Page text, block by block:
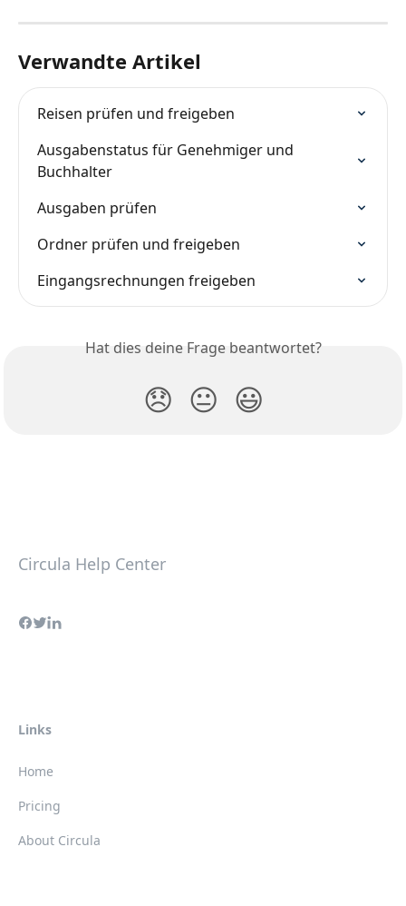
Verwandte Artikel
Reisen prüfen und freigeben
Ausgabenstatus für Genehmiger und
Buchhalter
Ausgaben prüfen
Ordner prüfen und freigeben
Eingangsrechnungen freigeben
Hat dies deine Frage beantwortet?
😞 😐 😃
Circula Help Center
Links
Home
Pricing
About Circula